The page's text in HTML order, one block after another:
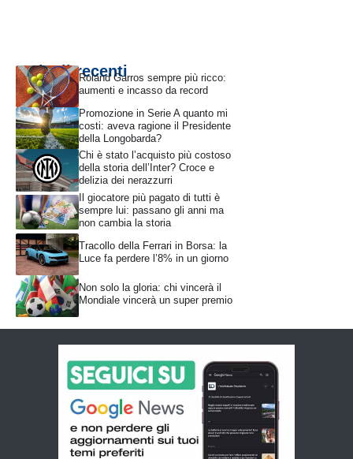
Articoli recentiRoland Garros sempre più ricco:
aumenti e incasso da record
Promozione in Serie A quanto mi
costi: aveva ragione il Presidente
della Longobarda?
Chi è stato l’acquisto più costoso
della storia dell’Inter? Croce e
delizia dei nerazzurri
Il giocatore più pagato di tutti è
sempre lui: passano gli anni ma
non cambia la storia
Tracollo della Ferrari in Borsa: la
Luce fa perdere l’8% in un giorno
Non solo la gloria: chi vincerà il
Mondiale vincerà un super premio